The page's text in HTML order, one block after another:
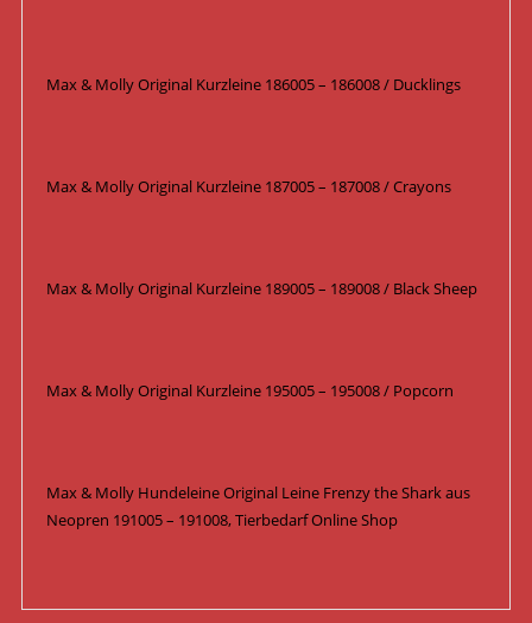
Max & Molly Original Kurzleine 186005 – 186008 / Ducklings
Max & Molly Original Kurzleine 187005 – 187008 / Crayons
Max & Molly Original Kurzleine 189005 – 189008 / Black Sheep
Max & Molly Original Kurzleine 195005 – 195008 / Popcorn
Max & Molly Hundeleine Original Leine Frenzy the Shark aus
Neopren 191005 – 191008, Tierbedarf Online Shop